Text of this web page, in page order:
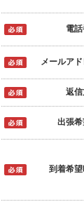
電
メールア
返
出張
到着希